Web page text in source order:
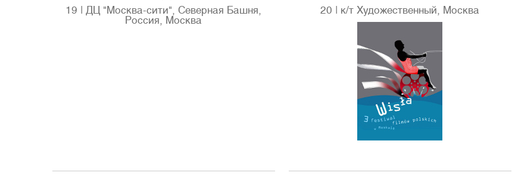
19
ДЦ "Москва-сити", Северная Башня,
Россия, Москва
20 к/т Художественный, Москва